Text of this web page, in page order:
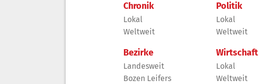
Chronik
Lokal
Weltweit
Bezirke
Landesweit
Bozen Leifers
Politik
Lokal
Weltweit
Wirtschaft
Lokal
Weltweit